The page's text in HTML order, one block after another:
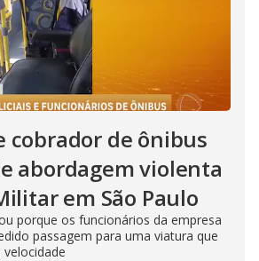
cobrador de ônibus
abordagem violenta
em São Paulo
porque os funcionários da empresa
passagem para uma viatura que